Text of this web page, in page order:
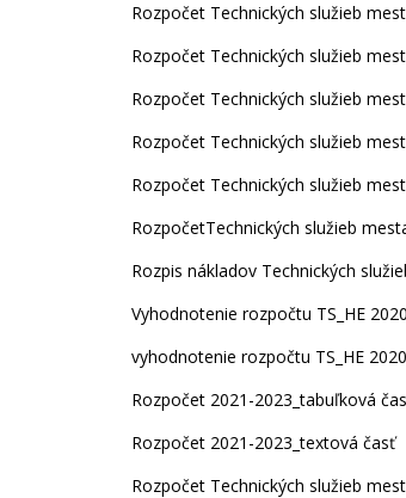
Rozpočet Technických služieb
Rozpočet Technických služieb
Rozpočet Technických služieb
Rozpočet Technických služieb
Rozpočet Technických služieb
RozpočetTechnických služieb
Rozpis nákladov Technických
Vyhodnotenie rozpočtu TS_HE
vyhodnotenie rozpočtu TS_HE
Rozpočet 2021-2023_tabuľková
Rozpočet 2021-2023_textová časť
Rozpočet Technických služieb